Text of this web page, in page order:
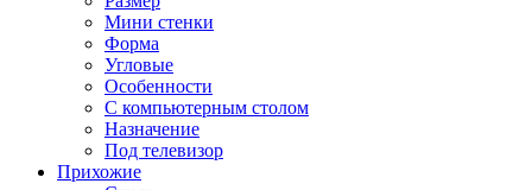
Мини стенки
Форма
Угловые
Особенности
С компьютерным столом
Назначение
Под телевизор
Прихожие